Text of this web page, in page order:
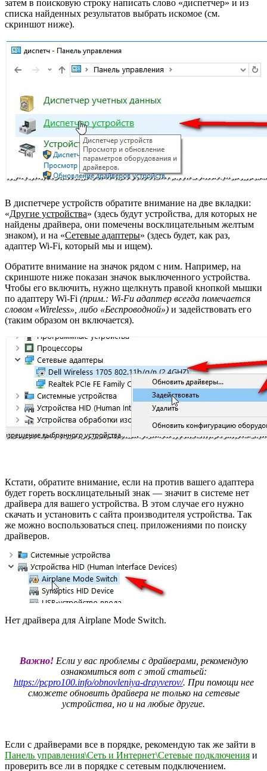
затем в поисковую строку написать слово «диспетчер» и из
списка найденных результатов выбрать искомое (см.
скриншот ниже).
В диспетчере устройств обратите внимание на две вкладки:
«Другие устройства» (здесь будут устройства, для которых не
найдены драйвера, они помечены восклицательным желтым
знаком), и на «Сетевые адаптеры» (здесь будет, как раз,
адаптер Wi-Fi, который мы и ищем).
Обратите внимание на значок рядом с ним. Например, на
скриншоте ниже показан значок выключенного устройства.
Чтобы его включить, нужно щелкнуть правой кнопкой мышки
по адаптеру Wi-Fi (прим.: Wi-Fu адаптер всегда помечается
словом «Wireless», либо «Беспроводной») и задействовать его
(таким образом он включается).
Кстати, обратите внимание, если на против вашего адаптера
будет гореть восклицательный знак — значит в системе нет
драйвера для вашего устройства. В этом случае его нужно
скачать и установить с сайта производителя устройства. Так
же можно воспользоваться спец. приложениями по поиску
драйверов.
Нет драйвера для Airplane Mode Switch.
Важно!Если у вас проблемы с драйверами, рекомендую
ознакомиться вот с этой статьей:
https://pcpro100.info/obnovleniya-drayverov/. При помощи нее
сможете обновить драйвера не только на сетевые
устройства, но и на любые другие.
Если с драйверами все в порядке, рекомендую так же зайти в
Панель управления\Сеть и Интернет\Сетевые подключения и
проверить все ли в порядке с сетевым подключением.